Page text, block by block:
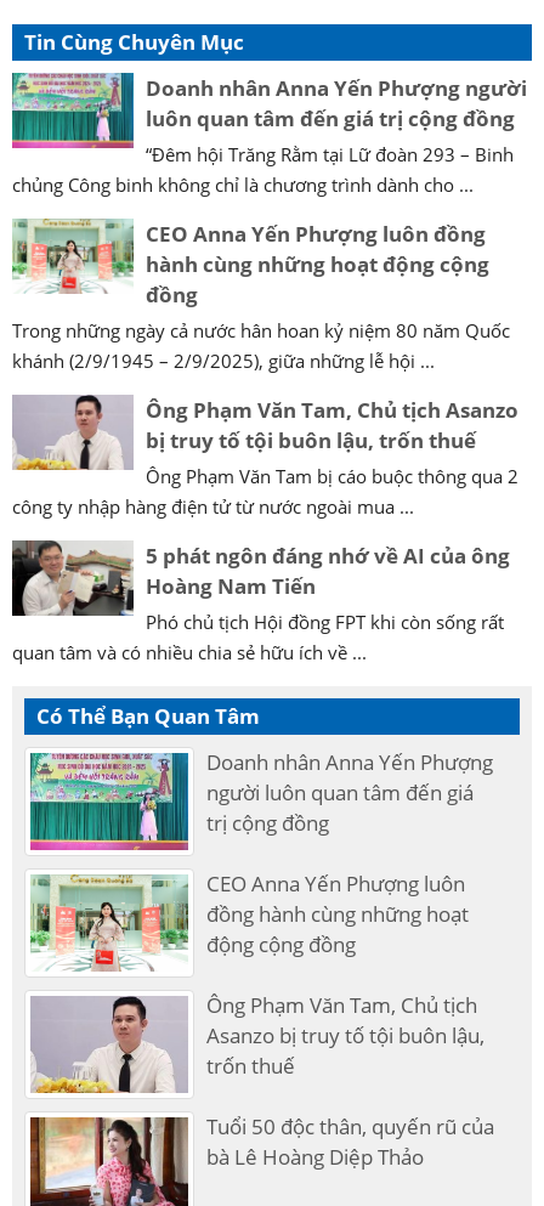
Tin Cùng Chuyên Mục
Doanh nhân Anna Yến Phượng người
luôn quan tâm đến giá trị cộng đồng
“Đêm hội Trăng Rằm tại Lữ đoàn 293 – Binh
chủng Công binh không chỉ là chương trình dành cho ...
CEO Anna Yến Phượng luôn đồng
hành cùng những hoạt động cộng
đồng
Trong những ngày cả nước hân hoan kỷ niệm 80 năm Quốc
khánh (2/9/1945 – 2/9/2025), giữa những lễ hội ...
Ông Phạm Văn Tam, Chủ tịch Asanzo
bị truy tố tội buôn lậu, trốn thuế
Ông Phạm Văn Tam bị cáo buộc thông qua 2
công ty nhập hàng điện tử từ nước ngoài mua ...
5 phát ngôn đáng nhớ về AI của ông
Hoàng Nam Tiến
Phó chủ tịch Hội đồng FPT khi còn sống rất
quan tâm và có nhiều chia sẻ hữu ích về ...
Có Thể Bạn Quan Tâm
Doanh nhân Anna Yến Phượng
người luôn quan tâm đến giá
trị cộng đồng
CEO Anna Yến Phượng luôn
đồng hành cùng những hoạt
động cộng đồng
Ông Phạm Văn Tam, Chủ tịch
Asanzo bị truy tố tội buôn lậu,
trốn thuế
Tuổi 50 độc thân, quyến rũ của
bà Lê Hoàng Diệp Thảo